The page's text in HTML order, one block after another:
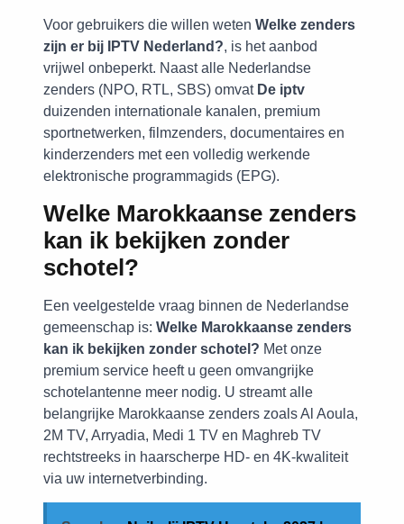
Voor gebruikers die willen weten Welke zenders
zijn er bij IPTV Nederland?, is het aanbod
vrijwel onbeperkt. Naast alle Nederlandse
zenders (NPO, RTL, SBS) omvat De iptv
duizenden internationale kanalen, premium
sportnetwerken, filmzenders, documentaires en
kinderzenders met een volledig werkende
elektronische programmagids (EPG).
Welke Marokkaanse zenders
kan ik bekijken zonder
schotel?
Een veelgestelde vraag binnen de Nederlandse
gemeenschap is: Welke Marokkaanse zenders
kan ik bekijken zonder schotel? Met onze
premium service heeft u geen omvangrijke
schotelantenne meer nodig. U streamt alle
belangrijke Marokkaanse zenders zoals Al Aoula,
2M TV, Arryadia, Medi 1 TV en Maghreb TV
rechtstreeks in haarscherpe HD- en 4K-kwaliteit
via uw internetverbinding.